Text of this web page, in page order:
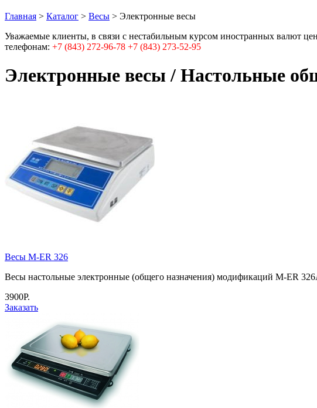
Главная > Каталог > Весы > Электронные весы
Уважаемые клиенты, в связи с нестабильным курсом иностранных валют
телефонам: +7 (843) 272-96-78 +7 (843) 273-52-95
Электронные весы / Настольные
Весы М-ЕR 326
Весы настольные электронные (общего назначения) модификаций M-ER
3900Р.
Заказать